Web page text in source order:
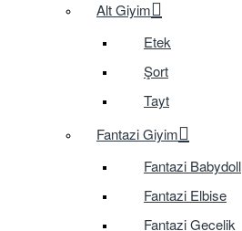
Alt Giyim
Etek
Şort
Tayt
Fantazi Giyim
Fantazi Babydoll
Fantazi Elbise
Fantazi Gecelik